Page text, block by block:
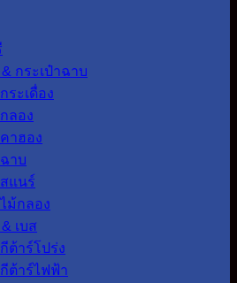
กระเป๋าฉาบ
ระเดื่อง
ลอง
าฮอง
าบ
แนร์
ม้กลอง
เบส
ต้าร์โปร่ง
ต้าร์ไฟฟ้า